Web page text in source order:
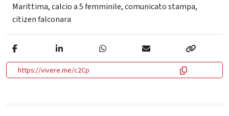
Marittima,calcio a 5 femminile,comunicato stampa,
citizen falconara
https://vivere.me/c2Cp